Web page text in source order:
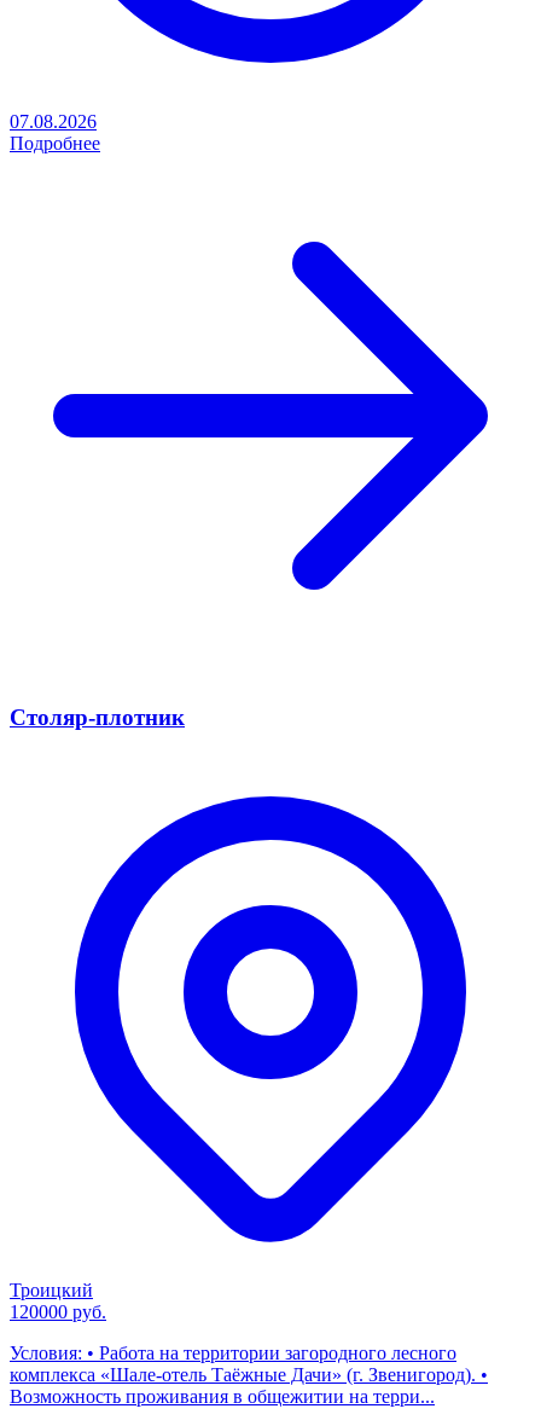
07.08.2026
Подробнее
Столяр-плотник
Троицкий
120000 руб.
Условия: • Работа на территории загородного лесного
комплекса «Шале-отель Таёжные Дачи» (г. Звенигород). •
Возможность проживания в общежитии на терри...